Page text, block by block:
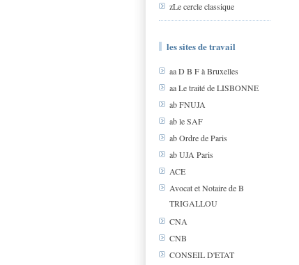
zLe cercle classique
les sites de travail
aa D B F à Bruxelles
aa Le traité de LISBONNE
ab FNUJA
ab le SAF
ab Ordre de Paris
ab UJA Paris
ACE
Avocat et Notaire de B
TRIGALLOU
CNA
CNB
CONSEIL D'ETAT